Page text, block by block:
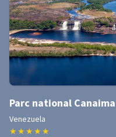
Parc national Canaima
Venezuela
★ ★ ★ ★ ★